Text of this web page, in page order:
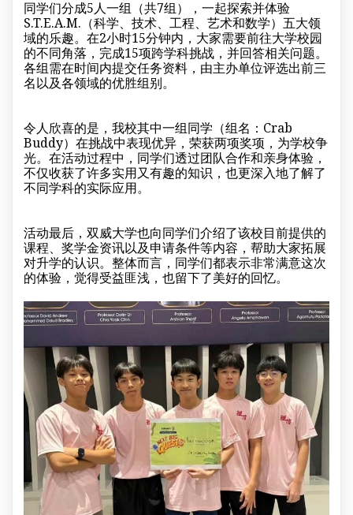
同学们分成5人一组（共7组），一起探索并体验
S.T.E.A.M.（科学、技术、工程、艺术和数学）五大领
域的乐趣。在2小时15分钟内，大家需要前往大学校园
的不同角落，完成15项跨学科挑战，并回答相关问题。
各组需在时间内提交任务资料，由主办单位评选出前三
名以及各领域的优胜组别。
令人欣喜的是，我校其中一组同学（组名：Crab
Buddy）在挑战中表现优异，荣获两项奖项，为学校争
光。在活动过程中，同学们透过团队合作和亲身体验，
不仅收获了许多实用又有趣的知识，也更深入地了解了
不同学科的实际应用。
活动最后，双威大学也向同学们介绍了该校目前提供的
课程、奖学金资讯以及申请条件等内容，帮助大家拓展
对升学的认识。整体而言，同学们都表示非常满意这次
的体验，觉得受益匪浅，也留下了美好的回忆。